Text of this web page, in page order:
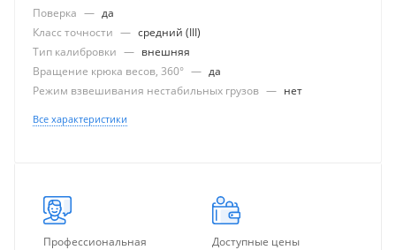
Поверка — да
Класс точности — средний (III)
Тип калибровки — внешняя
Вращение крюка весов, 360° — да
Режим взвешивания нестабильных грузов — нет
Все характеристики
Профессиональная
Доступные цены